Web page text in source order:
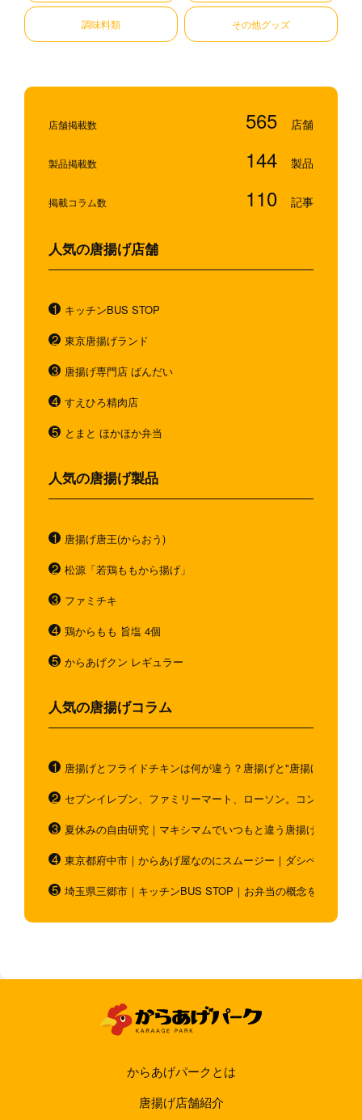
調味料類 その他グッズ
店舗掲載数 565
製品掲載数 144
掲載コラム数 110
人気の唐揚げ店舗
キッチンBUS STOP
東京唐揚げランド
唐揚げ専門店 ばんだい
すえひろ精肉店
とまと ほかほか弁当
人気の唐揚げ製品
唐揚げ唐王(からおう)
松源「若鶏ももから揚げ」
ファミチキ
鶏からもも 旨塩 4個
からあげクン レギュラー
人気の唐揚げコラム
唐揚げとフライドチキンは何が違う？唐揚げと"唐揚げと似て
セブンイレブン、ファミリーマート、ローソン。コンビニの
夏休みの自由研究｜マキシマムでいつもと違う唐揚げを作ろう
東京都府中市｜からあげ屋なのにスムージー｜ダシベース唐
埼玉県三郷市｜キッチンBUS STOP｜お弁当の概念を超越！
からあげパークとは
唐揚げ店舗紹介